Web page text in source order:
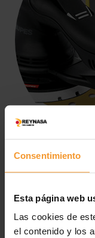
Consentimiento
Esta página web
Las cookies de
el contenido y los
Lijadora
que tienes
7 julio, 2020
No hay